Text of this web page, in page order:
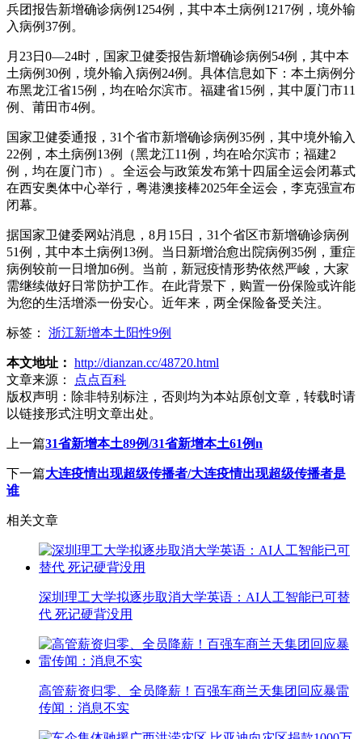
兵团报告新增确诊病例1254例，其中本土病例1217例，境外输
入病例37例。
月23日0—24时，国家卫健委报告新增确诊病例54例，其中本
土病例30例，境外输入病例24例。具体信息如下：本土病例分
布黑龙江省15例，均在哈尔滨市。福建省15例，其中厦门市11
例、莆田市4例。
国家卫健委通报，31个省市新增确诊病例35例，其中境外输入
22例，本土病例13例（黑龙江11例，均在哈尔滨市；福建2
例，均在厦门市）。全运会与政策发布第十四届全运会闭幕式
在西安奥体中心举行，粤港澳接棒2025年全运会，李克强宣布
闭幕。
据国家卫健委网站消息，8月15日，31个省区市新增确诊病例
51例，其中本土病例13例。当日新增治愈出院病例35例，重症
病例较前一日增加6例。当前，新冠疫情形势依然严峻，大家
需继续做好日常防护工作。在此背景下，购置一份保险或许能
为您的生活增添一份安心。近年来，两全保险备受关注。
标签： 浙江新增本土阳性9例
本文地址： http://dianzan.cc/48720.html
文章来源：
点点百科
版权声明： 除非特别标注，否则均为本站原创文章，转载时请
以链接形式注明文章出处。
上一篇31省新增本土89例/31省新增本土61例n
下一篇大连疫情出现超级传播者/大连疫情出现超级传播者是
谁
相关文章
深圳理工大学拟逐步取消大学英语：AI人工智能已可替
代 死记硬背没用
高管薪资归零、全员降薪！百强车商兰天集团回应暴雷
传闻：消息不实